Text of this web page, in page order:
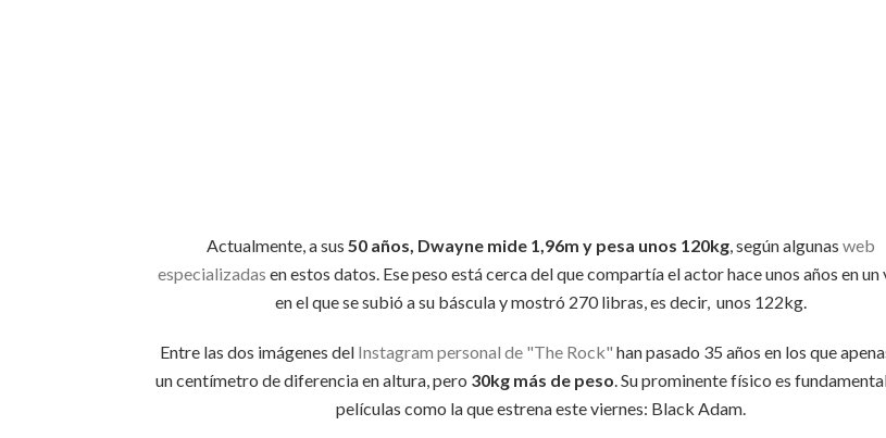
Actualmente, a sus 50 años, Dwayne mide 1,96m y pesa unos 120kg, según algunas web
especializadas en estos datos. Ese peso está cerca del que compartía el actor hace unos años en un
en el que se subió a su báscula y mostró 270 libras, es decir, unos 122kg.
Entre las dos imágenes del Instagram personal de "The Rock" han pasado 35 años en los que
un centímetro de diferencia en altura, pero 30kg más de peso . Su prominente físico es
películas como la que estrena este viernes: Black Adam.